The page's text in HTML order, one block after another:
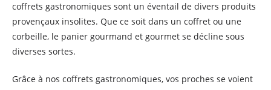
coffrets gastronomiques sont un éventail de divers produits
provençaux insolites. Que ce soit dans un coffret ou une
corbeille, le panier gourmand et gourmet se décline sous
diverses sortes.
Grâce à nos coffrets gastronomiques, vos proches se voient